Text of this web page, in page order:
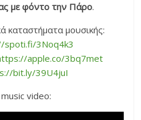
με φόντο την Πάρο.
καταστήματα μουσικής:
spoti.fi/3Noq4k3
apple.co/3bq7met
bit.ly/39U4juI
music video: